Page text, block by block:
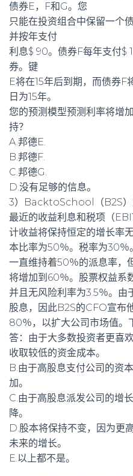
债券E，F和G。您
只能在投资组合中保留一个
并按年支付
利息$ 90。债券F每年支付$
券。键
E将在15年后到期，而债券F
日为15年。
您的预测模型预测利率将增
持？
A.邦德E.
B.邦德F.
C.邦德G.
D.没有足够的信息。
3）BacktoSchool（B2S）
最近的收益利息和税项（
计收益将保持恒定的增长率
本比率为50％。税率为30％
一直维持着50％的派息率，
将增加到60％。股票权益系
并且无风险利率为3.5％。由
股息，因此B2S的CFO宣布
80％，以扩大公司市场值。
答：由于大多数投资者更喜
收取较低的资金成本。
B.由于高股息支付公司的资
加。
C.由于高股息派发公司的增
降。
D.股本将保持不变，因为更
未来的增长。
E.以上都不是。